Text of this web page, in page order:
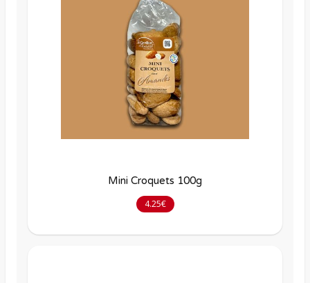
Mini Croquets 100g
4.25€